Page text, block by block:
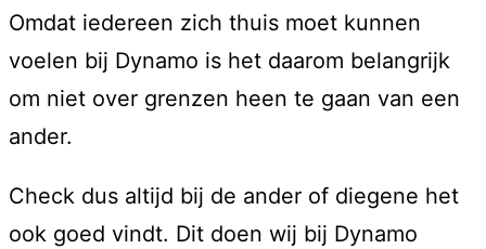
Omdat iedereen zich thuis moet kunnen
voelen bij Dynamo is het daarom belangrijk
om niet over grenzen heen te gaan van een
ander.
Check dus altijd bij de ander of diegene het
ook goed vindt. Dit doen wij bij Dynamo